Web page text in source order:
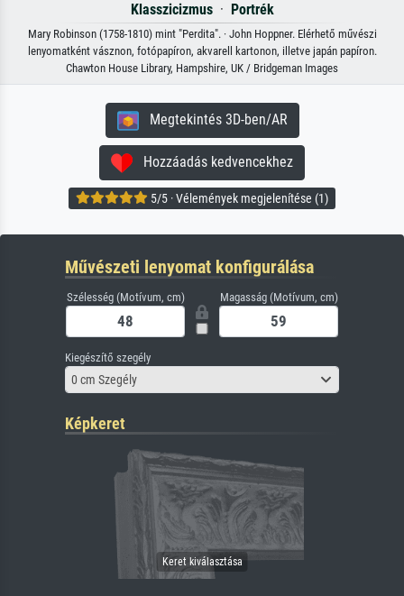
Klasszicizmus· Portrék
Mary Robinson (1758-1810) mint "Perdita". · John Hoppner. Elérhető művészi
lenyomatként vásznon, fotópapíron, akvarell kartonon, illetve japán papíron.
Chawton House Library, Hampshire, UK / Bridgeman Images
Megtekintés 3D-ben/AR
Hozzáadás kedvencekhez
5/5 · Vélemények megjelenítése (1)
Művészeti lenyomat konfigurálása
Szélesség (Motívum, cm) Magasság (Motívum, cm)
Kiegészítő szegély
0 cm Szegély
Képkeret